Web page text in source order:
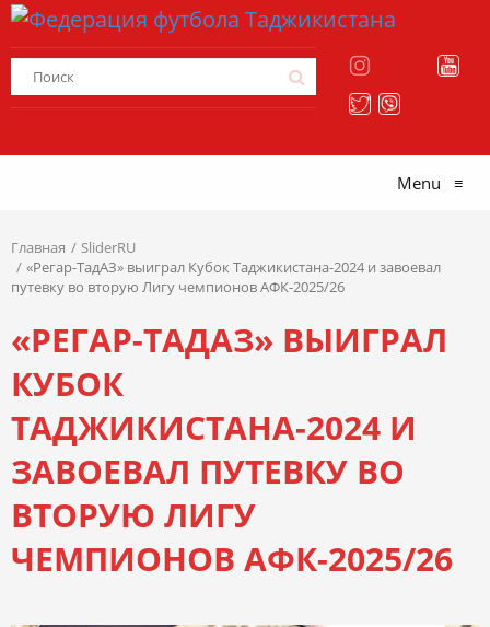
Menu ≡
Главная
SliderRU
«Регар-ТадАЗ» выиграл Кубок Таджикистана-2024 и завоевал
путевку во вторую Лигу чемпионов АФК-2025/26
«РЕГАР-ТАДАЗ» ВЫИГРАЛ
КУБОК
ТАДЖИКИСТАНА-2024 И
ЗАВОЕВАЛ ПУТЕВКУ ВО
ВТОРУЮ ЛИГУ
ЧЕМПИОНОВ АФК-2025/26